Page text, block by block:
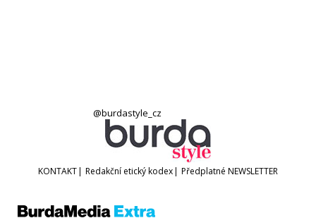
@burdastyle_cz
KONTAKT| Redakční etický kodex| Předplatné NEWSLETTER